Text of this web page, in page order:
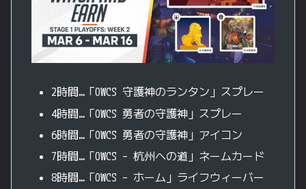
2時間…「OWCS 守護神のランタン」スプレー
4時間…「OWCS 勇者の守護神」スプレー
6時間…「OWCS 勇者の守護神」アイコン
7時間…「OWCS – 杭州への道」ネームカード
8時間…「OWCS – ホーム」ライフウィーバー